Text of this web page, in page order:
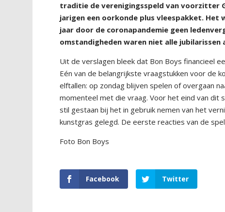
traditie de verenigingsspeld van voorzitter
jarigen een oorkonde plus vleespakket.
jaar door de coronapandemie geen
omstandigheden waren niet alle jubilarissen
Uit de verslagen bleek dat Bon Boys financieel
Eén van de belangrijkste vraagstukken voor de
elftallen: op zondag blijven spelen of overgaan
momenteel met die vraag. Voor het eind van dit
stil gestaan bij het in gebruik nemen van het
kunstgras gelegd. De eerste reacties van de
Foto Bon Boys
Facebook Twitter